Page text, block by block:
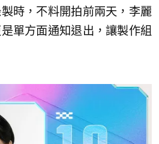
時，不料開拍前兩天，李麗
單方面通知退出，讓製作組